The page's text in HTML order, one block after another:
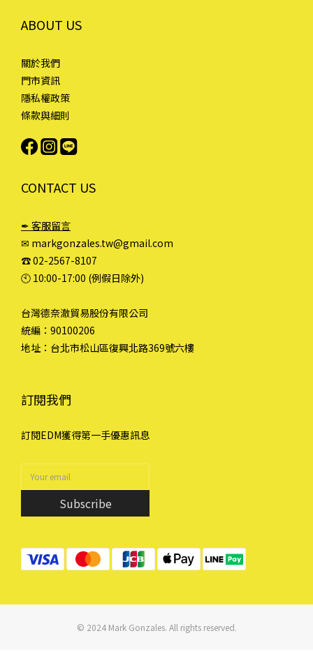
ABOUT US
關於我們
門市資訊
隱私權政策
條款與細則
CONTACT US
✒ 客服留言
✉ markgonzales.tw@gmail.com
☎︎ 02-2567-8107
🕙︎ 10:00-17:00 (例假日除外)
台灣德奈澈貿易股份有限公司
統編：90100206
地址：台北市松山區復興北路369號六樓
訂閱我們
訂閱EDM獲得第一手優惠訊息
Subscribe
© 2024 Mark Gonzales. All rights reserved.